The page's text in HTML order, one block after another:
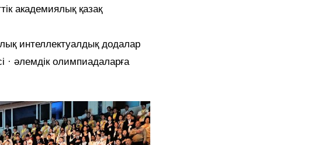
академиялық қазақ
интеллектуалдық додалар
· әлемдік олимпиадаларға